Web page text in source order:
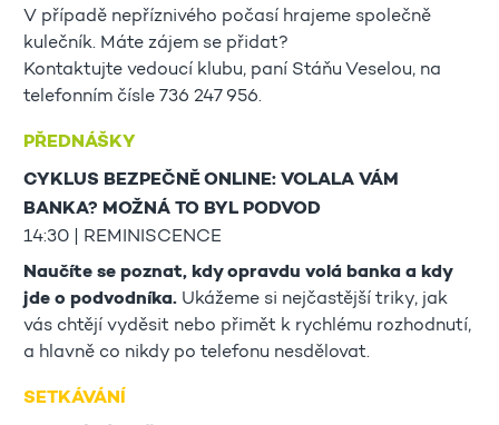
V případě nepříznivého počasí hrajeme společně
kulečník. Máte zájem se přidat?
Kontaktujte vedoucí klubu, paní Stáňu Veselou, na
telefonním čísle 736 247 956.
PŘEDNÁŠKY
CYKLUS BEZPEČNĚ ONLINE: VOLALA VÁM
BANKA? MOŽNÁ TO BYL PODVOD
14:30 | REMINISCENCE
Naučíte se poznat, kdy opravdu volá banka a kdy
jde o podvodníka. Ukážeme si nejčastější triky, jak
vás chtějí vyděsit nebo přimět k rychlému rozhodnutí,
a hlavně co nikdy po telefonu nesdělovat.
SETKÁVÁNÍ